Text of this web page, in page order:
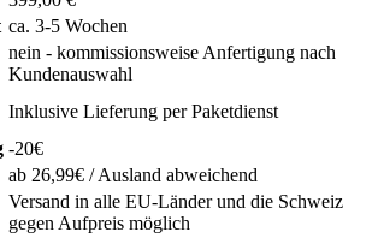
ca. 3-5 Wochen
nein - kommissionsweise Anfertigung nach
Kundenauswahl
Inklusive Lieferung per Paketdienst
-20€
ab 26,99€ / Ausland abweichend
Versand in alle EU-Länder und die Schweiz
gegen Aufpreis möglich